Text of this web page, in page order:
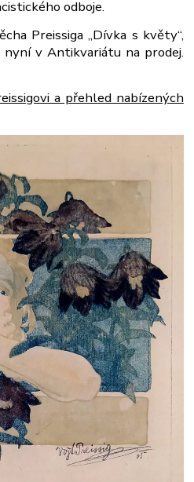
odboje.
Preissiga „Dívka s květy“,
v Antikvariátu na prodej.
a přehled nabízených